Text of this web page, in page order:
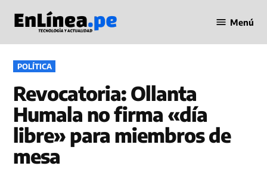
contenido
en Línea
Menú
PUBLICADO
EN
POLÍTICA
Revocatoria: Ollanta
Humala no firma «día
libre» para miembros de
mesa